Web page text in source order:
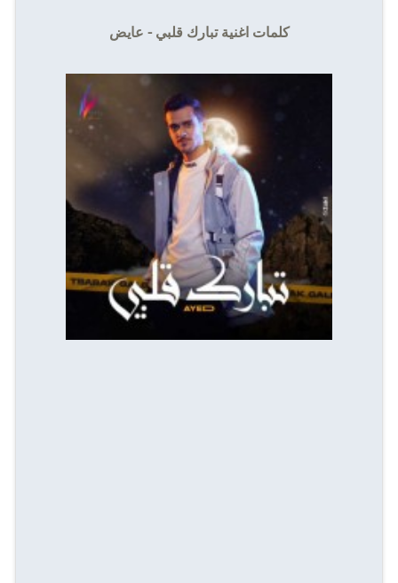
كلمات اغنية تبارك قلبي - عايض